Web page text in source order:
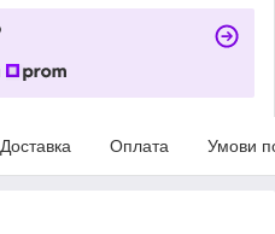
Доставка Оплата Умови